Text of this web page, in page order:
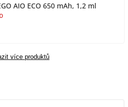
AIO ECO 650 mAh, 1,2 ml
více produktů